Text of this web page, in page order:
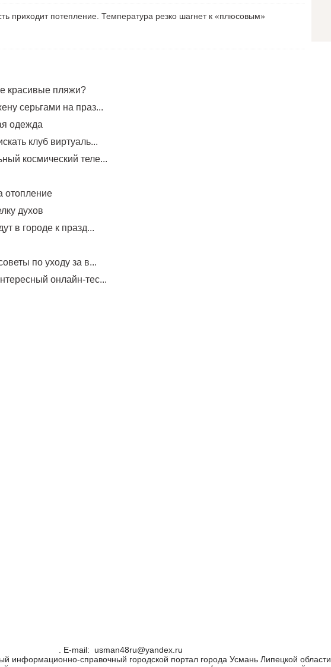
приходит потепление. Температура резко шагнет к «плюсовым»
красивые пляжи?
серьгами на праз...
одежда
клуб виртуаль...
космический теле...
отопление
духов
в городе к празд...
по уходу за в...
онлайн-тес...
. Е-mail: usman48ru@yandex.ru
информационно-справочный городской портал города Усмань Липецкой области.